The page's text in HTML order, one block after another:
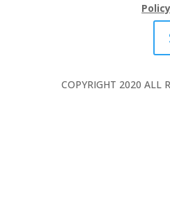
Policy
COPYRIGHT 2020 ALL